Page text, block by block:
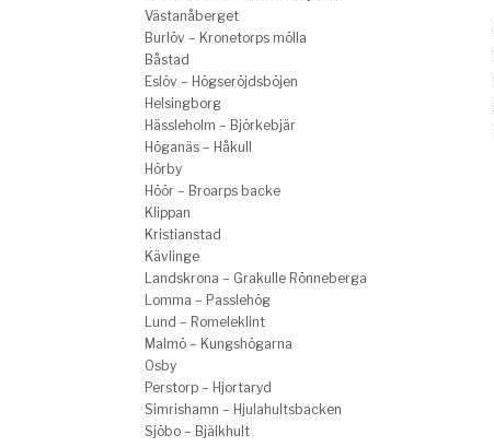
Västanåberget
Burlöv – Kronetorps mölla
Båstad
Eslöv – Högseröjdsböjen
Helsingborg
Hässleholm – Björkebjär
Höganäs – Håkull
Hörby
Höör – Broarps backe
Klippan
Kristianstad
Kävlinge
Landskrona – Grakulle Rönneberga
Lomma – Passlehög
Lund – Romeleklint
Malmö – Kungshögarna
Osby
Perstorp – Hjortaryd
Simrishamn – Hjulahultsbacken
Sjöbo – Bjälkhult